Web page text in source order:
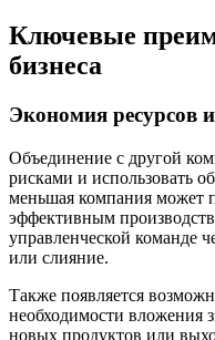
Ключевые
бизнеса
Экономия ресурсов
Объединение с другой
рисками и использовать
меньшая компания может
эффективным
управленческой команде
или слияние.
Также появляется
необходимости вложения
новых продуктов или